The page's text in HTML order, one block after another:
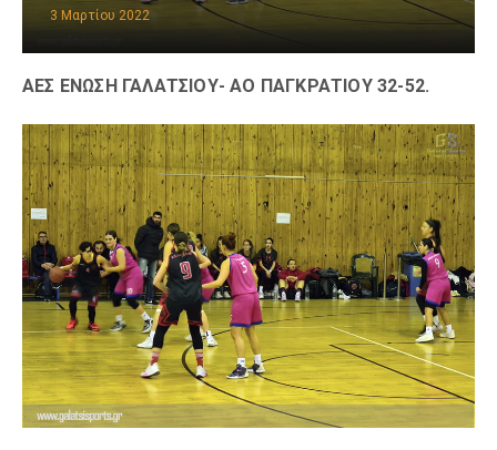
3 Μαρτίου 2022
ΑΕΣ ΕΝΩΣΗ ΓΑΛΑΤΣΙΟΥ- ΑΟ ΠΑΓΚΡΑΤΙΟΥ 32-52.